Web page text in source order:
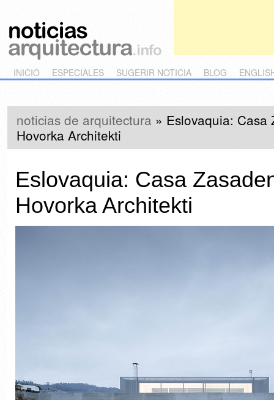
Main menu
Skip to primary content
Skip to secondary content
INICIO ESPECIALES SUGERIR NOTICIA BLOG
noticias de arquitectura » Eslovaquia: Casa
Hovorka Architekti
Eslovaquia: Casa
Hovorka Architekti